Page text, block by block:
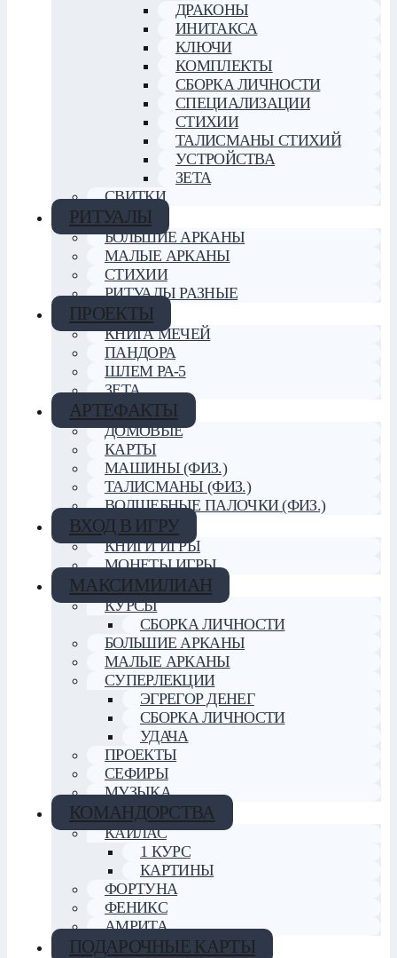
ДРАКОНЫ
ИНИТАКСА
КЛЮЧИ
КОМПЛЕКТЫ
СБОРКА ЛИЧНОСТИ
СПЕЦИАЛИЗАЦИИ
СТИХИИ
ТАЛИСМАНЫ СТИХИЙ
УСТРОЙСТВА
ЗЕТА
СВИТКИ
РИТУАЛЫ
БОЛЬШИЕ АРКАНЫ
МАЛЫЕ АРКАНЫ
СТИХИИ
РИТУАЛЫ РАЗНЫЕ
ПРОЕКТЫ
КНИГА МЕЧЕЙ
ПАНДОРА
ШЛЕМ РА-5
ЗЕТА
АРТЕФАКТЫ
ДОМОВЫЕ
КАРТЫ
МАШИНЫ (ФИЗ.)
ТАЛИСМАНЫ (ФИЗ.)
ВОЛШЕБНЫЕ ПАЛОЧКИ (ФИЗ.)
ВХОД В ИГРУ
КНИГИ ИГРЫ
МОНЕТЫ ИГРЫ
МАКСИМИЛИАН
КУРСЫ
СБОРКА ЛИЧНОСТИ
БОЛЬШИЕ АРКАНЫ
МАЛЫЕ АРКАНЫ
СУПЕРЛЕКЦИИ
ЭГРЕГОР ДЕНЕГ
СБОРКА ЛИЧНОСТИ
УДАЧА
ПРОЕКТЫ
СЕФИРЫ
МУЗЫКА
КОМАНДОРСТВА
КАЙЛАС
1 КУРС
КАРТИНЫ
ФОРТУНА
ФЕНИКС
АМРИТА
ПОДАРОЧНЫЕ КАРТЫ